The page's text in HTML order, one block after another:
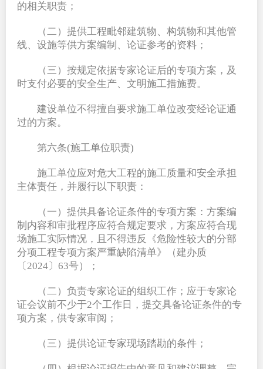
的相关职责；
（二）提供工程毗邻建筑物、构筑物和其他管
线、设施等供方案编制、论证参考的资料；
（三）按规定依据专家论证后的专项方案，及
时支付必要的安全生产、文明施工措施费。
建设单位不得擅自要求施工单位改变经论证通
过的方案。
第六条(施工单位职责)
施工单位应对危大工程的施工质量和安全承担
主体责任，并履行以下职责：
（一）提供具备论证条件的专项方案：方案编
制内容和审批程序应符合规定要求，方案应符合现
场施工实际情况，且不得违反《危险性较大的分部
分项工程专项方案严重缺陷清单》（建办质
〔2024〕63号）；
（二）负责专家论证的组织工作；应于专家论
证会议前不少于2个工作日，提交具备论证条件的专
项方案，供专家审阅；
（三）提供论证专家现场踏勘的条件；